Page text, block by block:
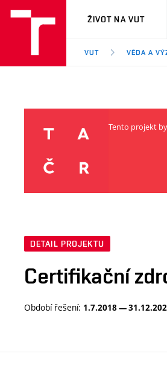
VUT
ŽIVOT NA VUT
VUT VĚDA A
Tento projekt
DETAIL PROJEKTU
Certifikační
Období řešení: 1.7.2018 —